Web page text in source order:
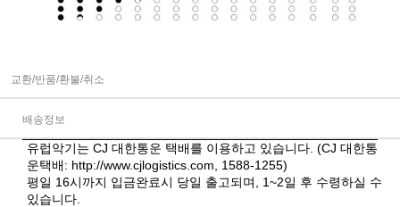
교환/반품/환불/취소
배송정보
유럽악기는 CJ 대한통운 택배를 이용하고 있습니다. (CJ 대한통
운택배: http://www.cjlogistics.com , 1588-1255)
평일 16시까지 입금완료시 당일 출고되며, 1~2일 후 수령하실 수
있습니다.